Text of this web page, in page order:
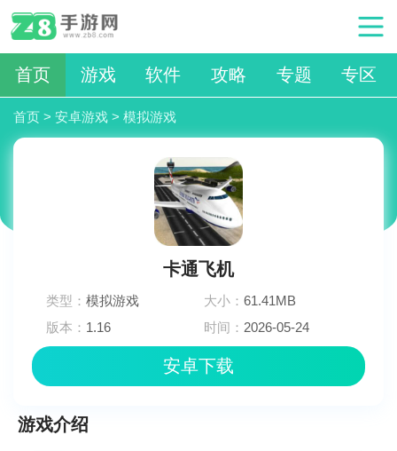
首页 游戏 软件 攻略 专题 专区
首页 > 安卓游戏 > 模拟游戏
卡通飞机
类型：模拟游戏 大小：61.41MB
版本： 1.16 时间： 2026-05-24
安卓下载
游戏介绍